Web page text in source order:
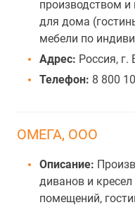
производством
для дома
мебели по
Адрес: Россия, г.
Телефон: 8 800
ОМЕГА, ООО
Описание:
диванов и
помещений,